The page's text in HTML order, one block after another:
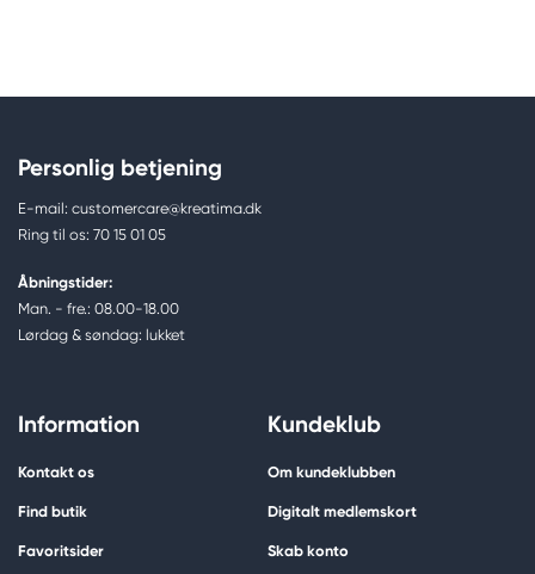
Personlig betjening
E-mail: customercare@kreatima.dk
Ring til os: 70 15 01 05
Åbningstider:
Man. - fre.: 08.00-18.00
Lørdag & søndag: lukket
Information
Kontakt os
Find butik
Favoritsider
Kundeklub
Om kundeklubben
Digitalt medlemskort
Skab konto